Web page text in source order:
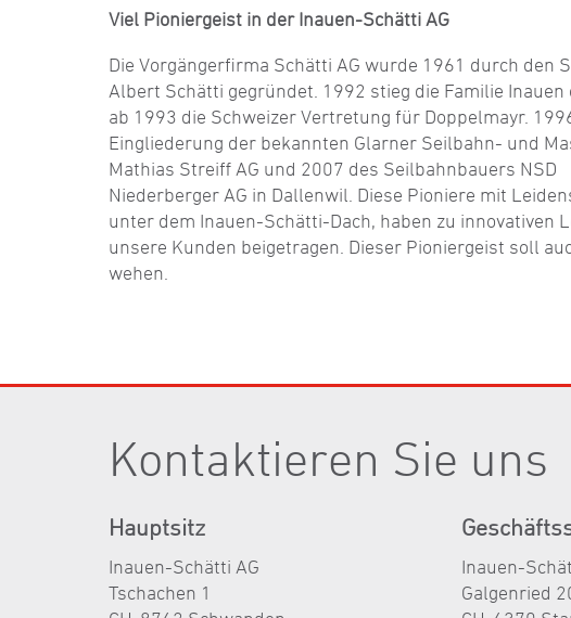
Viel Pioniergeist in der Inauen-Schätti AG
Die Vorgängerfirma Schätti AG wurde 1961 durch den
Albert Schätti gegründet. 1992 stieg die Familie
ab 1993 die Schweizer Vertretung für Doppelmayr.
Eingliederung der bekannten Glarner Seilbahn- und
Mathias Streiff AG und 2007 des Seilbahnbauers NSD
Niederberger AG in Dallenwil. Diese Pioniere mit
unter dem Inauen-Schätti-Dach, haben zu innovativen
unsere Kunden beigetragen. Dieser Pioniergeist soll
wehen.
Kontaktieren Sie uns
Hauptsitz
Inauen-Schätti AG
Tschachen 1
Inauen-
Galgenried